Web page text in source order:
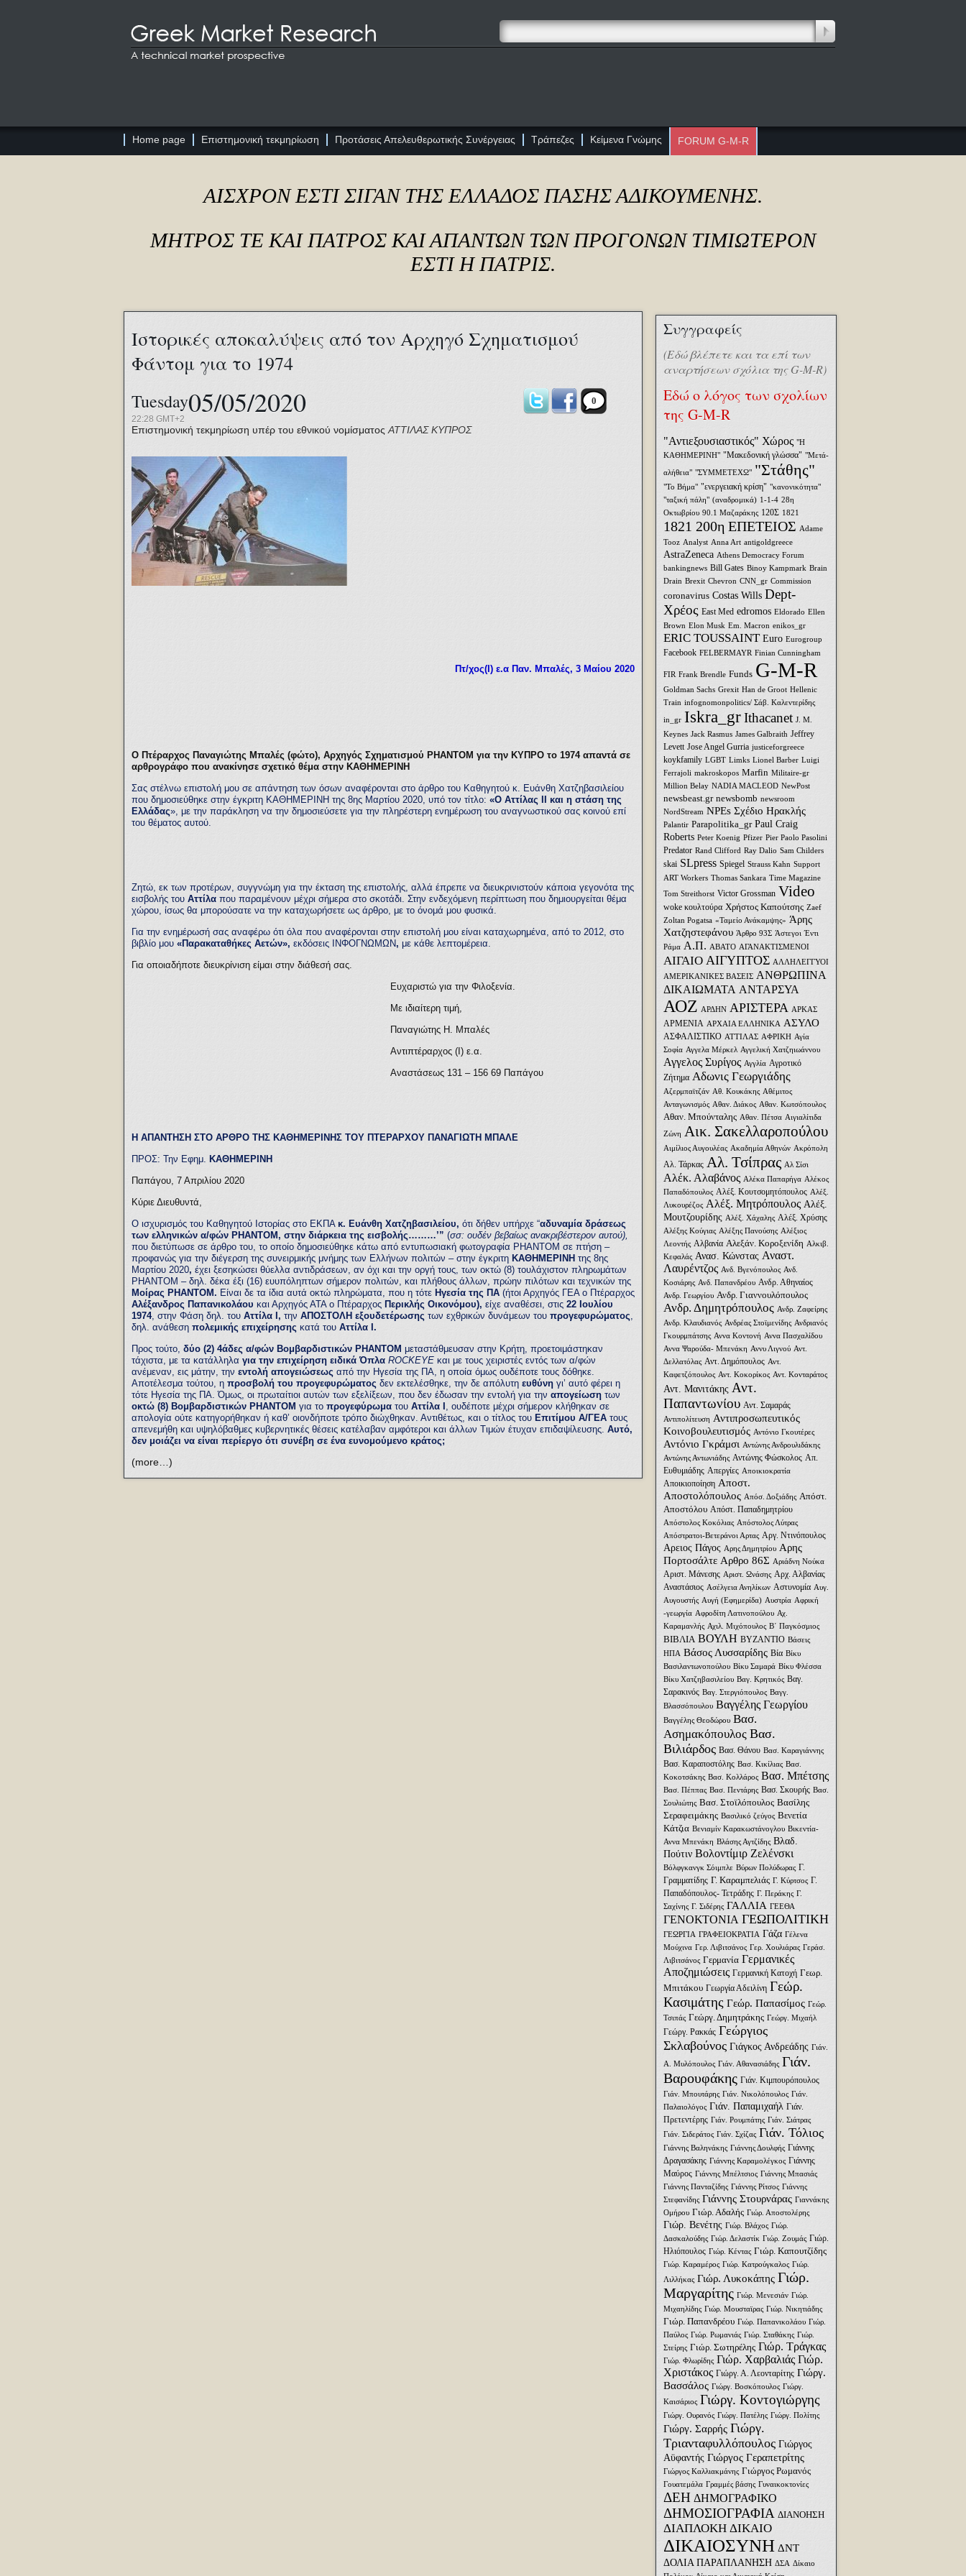
Home page Επιστημονική τεκμηρίωση Προτάσεις Απελευθερωτικής Συνέργειας Τράπεζες Κείμενα Γνώμης FORUM G-M-R
ΑΙΣΧΡΟΝ ΕΣΤΙ ΣΙΓΑΝ ΤΗΣ ΕΛΛΑΔΟΣ ΠΑΣΗΣ ΑΔΙΚΟΥΜΕΝΗΣ.
ΜΗΤΡΟΣ ΤΕ ΚΑΙ ΠΑΤΡΟΣ ΚΑΙ ΑΠΑΝΤΩΝ ΤΩΝ ΠΡΟΓΟΝΩΝ ΤΙΜΙΩΤΕΡΟΝ
ΕΣΤΙ Η ΠΑΤΡΙΣ.
Ιστορικές αποκαλύψεις από τον Αρχηγό Σχηματισμού
Φάντομ για το 1974
Tuesday05/05/2020
22:28 GMT+2
Επιστημονική τεκμηρίωση υπέρ του εθνικού νομίσματος ΑΤΤΙΛΑΣ ΚΥΠΡΟΣ
0
Πτ/χος(Ι) ε.α Παν. Μπαλές, 3 Μαίου 2020
Ο Πτέραρχος Παναγιώτης Μπαλές (φώτο), Αρχηγός Σχηματισμού ΡΗΑΝΤΟΜ για την ΚΥΠΡΟ το 1974 απαντά σε
αρθρογράφο που ανακίνησε σχετικό θέμα στην ΚΑΘΗΜΕΡΙΝΗ
Σας στέλνω επιστολή μου σε απάντηση των όσων αναφέρονται στο άρθρο του Καθηγητού κ. Ευάνθη Χατζηβασιλείου
που δημοσιεύθηκε στην έγκριτη ΚΑΘΗΜΕΡΙΝΗ της 8ης Μαρτίου 2020, υπό τον τίτλο: «Ο Αττίλας ΙΙ και η στάση της
Ελλάδας», με την παράκληση να την δημοσιεύσετε για την πληρέστερη ενημέρωση του αναγνωστικού σας κοινού επί
του θέματος αυτού.
Ζητώ, εκ των προτέρων, συγγνώμη για την έκταση της επιστολής, αλλά έπρεπε να διευκρινιστούν κάποια γεγονότα της
εισβολής του Αττίλα που παραμένουν μέχρι σήμερα στο σκοτάδι. Στην ενδεχόμενη περίπτωση που δημιουργείται θέμα
χώρου, ίσως θα μπορούσατε να την καταχωρήσετε ως άρθρο, με το όνομά μου φυσικά.
Για την ενημέρωσή σας αναφέρω ότι όλα που αναφέρονται στην επιστολή μου είναι καταχωρημένα, από το 2012, στο
βιβλίο μου «Παρακαταθήκες Αετών», εκδόσεις ΙΝΦΟΓΝΩΜΩΝ, με κάθε λεπτομέρεια.
Για οποιαδήποτε διευκρίνιση είμαι στην διάθεσή σας.
Ευχαριστώ για την Φιλοξενία.
Με ιδιαίτερη τιμή,
Παναγιώτης Η. Μπαλές
Αντιπτέραρχος (Ι) ε.α.
Αναστάσεως 131 – 156 69 Παπάγου
Η ΑΠΑΝΤΗΣΗ ΣΤΟ ΑΡΘΡΟ ΤΗΣ ΚΑΘΗΜΕΡΙΝΗΣ ΤΟΥ ΠΤΕΡΑΡΧΟΥ ΠΑΝΑΓΙΩΤΗ ΜΠΑΛΕ
ΠΡΟΣ: Την Εφημ. ΚΑΘΗΜΕΡΙΝΗ
Παπάγου, 7 Απριλίου 2020
Κύριε Διευθυντά,
Ο ισχυρισμός του Καθηγητού Ιστορίας στο ΕΚΠΑ κ. Ευάνθη Χατζηβασιλείου, ότι δήθεν υπήρχε “αδυναμία δράσεως
των ελληνικών α/φών ΡΗΑΝΤΟΜ, στην διάρκεια της εισβολής………’” (σσ: ουδέν βεβαίως ανακριβέστερον αυτού),
που διετύπωσε σε άρθρο του, το οποίο δημοσιεύθηκε κάτω από εντυπωσιακή φωτογραφία ΡΗΑΝΤΟΜ σε πτήση –
προφανώς για την διέγερση της συνειρμικής μνήμης των Ελλήνων πολιτών – στην έγκριτη ΚΑΘΗΜΕΡΙΝΗ της 8ης
Μαρτίου 2020, έχει ξεσηκώσει θύελλα αντιδράσεων, αν όχι και την οργή τους, των οκτώ (8) τουλάχιστον πληρωμάτων
ΡΗΑΝΤΟΜ – δηλ. δέκα έξι (16) ευυπόληπτων σήμερον πολιτών, και πλήθους άλλων, πρώην πιλότων και τεχνικών της
Μοίρας ΡΗΑΝΤΟΜ. Είναι δε τα ίδια αυτά οκτώ πληρώματα, που η τότε Ηγεσία της ΠΑ (ήτοι Αρχηγός ΓΕΑ ο Πτέραρχος
Αλέξανδρος Παπανικολάου και Αρχηγός ΑΤΑ ο Πτέραρχος Περικλής Οικονόμου), είχε αναθέσει, στις 22 Ιουλίου
1974, στην Φάση δηλ. του Αττίλα Ι, την ΑΠΟΣΤΟΛΗ εξουδετέρωσης των εχθρικών δυνάμεων του προγεφυρώματος,
δηλ. ανάθεση πολεμικής επιχείρησης κατά του Αττίλα Ι.
Προς τούτο, δύο (2) 4άδες α/φών Βομβαρδιστικών ΡΗΑΝΤΟΜ μεταστάθμευσαν στην Κρήτη, προετοιμάστηκαν
τάχιστα, με τα κατάλληλα για την επιχείρηση ειδικά Όπλα ROCKEYE και με τους χειριστές εντός των α/φών
ανέμεναν, εις μάτην, την εντολή απογειώσεως από την Ηγεσία της ΠΑ, η οποία όμως ουδέποτε τους δόθηκε.
Αποτέλεσμα τούτου, η προσβολή του προγεφυρώματος δεν εκτελέσθηκε, την δε απόλυτη ευθύνη γι’ αυτό φέρει η
τότε Ηγεσία της ΠΑ. Όμως, οι πρωταίτιοι αυτών των εξελίξεων, που δεν έδωσαν την εντολή για την απογείωση των
οκτώ (8) Βομβαρδιστικών ΡΗΑΝΤΟΜ για το προγεφύρωμα του Αττίλα Ι , ουδέποτε μέχρι σήμερον κλήθηκαν σε
απολογία ούτε κατηγορήθηκαν ή καθ’ οιονδήποτε τρόπο διώχθηκαν. Αντιθέτως, και ο τίτλος του Επιτίμου Α/ΓΕΑ τους
απενεμήθη και υψηλόβαθμες κυβερνητικές θέσεις κατέλαβαν αμφότεροι και άλλων Τιμών έτυχαν επιδαψίλευσης. Αυτό,
δεν μοιάζει να είναι περίεργο ότι συνέβη σε ένα ευνομούμενο κράτος;
(more…)
Συγγραφείς
(Εδώ βλέπετε και τα επί των
αναρτήσεων σχόλια της G-M-R)
Εδώ ο λόγος των σχολίων
της G-M-R
"Αντιεξουσιαστικός" Χώρος "Η
ΚΑΘΗΜΕΡΙΝΗ" "Μακεδονική γλώσσα" "Μετά-
αλήθεια" "ΣΥΜΜΕΤΕΧΩ" "Στάθης"
"Το Βήμα" "ενεργειακή κρίση" "κανονικότητα"
"ταξική πάλη" (αναδρομικά) 1-1-4 28η
Οκτωβρίου 90.1 Μαζαράκης 120Σ 1821
1821 200η ΕΠΕΤΕΙΟΣ Adame
Tooz Analyst Anna Art antigoldgreece
AstraZeneca Athens Democracy Forum
bankingnews Bill Gates Binoy Kampmark Brain
Drain Brexit Chevron CNN_gr Commission
coronavirus Costas Wills Dept-
Χρέος East Med edromos Eldorado Ellen
Brown Elon Musk Em. Macron enikos_gr
ERIC TOUSSAINT Euro Eurogroup
Facebook FELBERMAYR Finian Cunningham
FIR Frank Brendle Funds G-M-R
Goldman Sachs Grexit Han de Groot Hellenic
Train infognomonpolitics/ Σάβ. Καλεντερίδης
in_gr Iskra_grIthacanet J. M.
Keynes Jack Rasmus James Galbraith Jeffrey
Levett Jose Angel Gurria justiceforgreece
koykfamily LGBT Limks Lionel Barber Luigi
Ferrajoli makroskopos Marfin Militaire-gr
Million Belay NADIA MACLEOD NewPost
newsbeast.gr newsbomb newsroom
NordStream NPEs Σχέδιο Ηρακλής
Palantir Parapolitika_gr Paul Craig
Roberts Peter Koenig Pfizer Pier Paolo Pasolini
Predator Rand Clifford Ray Dalio Sam Childers
skai SLpress Spiegel Strauss Kahn Support
ART Workers Thomas Sankara Time Magazine
Tom Streithorst Victor Grossman Video
woke κουλτούρα Xρήστος Καπούτσης Zaef
Zoltan Pogatsa «Ταμείο Ανάκαμψης» Άρης
Χατζηστεφάνου Άρθρο 93Σ Άστεγοι Έντι
Ράμα Α.Π. ΑΒΑΤΟ ΑΓΑΝΑΚΤΙΣΜΕΝΟΙ
ΑΙΓΑΙΟ ΑΙΓΥΠΤΟΣ ΑΛΛΗΛΕΓΓΥΟΙ
ΑΜΕΡΙΚΑΝΙΚΕΣ ΒΑΣΕΙΣ ΑΝΘΡΩΠΙΝΑ
ΔΙΚΑΙΩΜΑΤΑ ΑΝΤΑΡΣΥΑ
ΑΟΖ ΑΡΔΗΝ ΑΡΙΣΤΕΡΑ ΑΡΚΑΣ
ΑΡΜΕΝΙΑ ΑΡΧΑΙΑ ΕΛΛΗΝΙΚΑ ΑΣΥΛΟ
ΑΣΦΑΛΙΣΤΙΚΟ ΑΤΤΙΛΑΣ ΑΦΡΙΚΗ Αγία
Σοφία Αγγελα Μέρκελ Αγγελική Χατζηιωάννου
Αγγελος Συρίγος Αγγλία Αγροτικό
Ζήτημα Αδωνις Γεωργιάδης
Αζερμπαϊτζάν Αθ. Κουκάκης Αθέμιτος
Ανταγωνισμός Αθαν. Διάκος Αθαν. Κωτσόπουλος
Αθαν. Μπούνταλης Αθαν. Πέτσα Αιγιαλίτιδα
Ζώνη Αικ. Σακελλαροπούλου
Αιμίλιος Αυγουλέας Ακαδημία Αθηνών Ακρόπολη
Αλ. Τάρκας Αλ. Τσίπρας Αλ Σίσι
Αλέκ. Αλαβάνος Αλέκα Παπαρήγα Αλέκος
Παπαδόπουλος Αλέξ. Κουτσομητόπουλος Αλέξ.
Λυκουρέζος Αλέξ. Μητρόπουλος Αλέξ.
Μουτζουρίδης Αλέξ. Χάχαλης Αλέξ. Χρύσης
Αλέξης Κούγιας Αλέξης Πανούσης Αλέξιος
Λεοντής Αλβανία Αλεξάν. Κοροξενίδη Αλκιβ.
Κεφαλάς Ανασ. Κώνστας Αναστ.
Λαυρέντζος Ανδ. Βγενόπουλος Ανδ.
Κοσιάρης Ανδ. Παπανδρέου Ανδρ. Αθηναίος
Ανδρ. Γεωργίου Ανδρ. Γιαννουλόπουλος
Ανδρ. Δημητρόπουλος Ανδρ. Ζαφείρης
Ανδρ. Κλαυδιανός Ανδρέας Στοϊμενίδης Ανδριανός
Γκουρμπάτσης Αννα Κοντονή Αννα Πασχαλίδου
Αννα Ψαρούδα- Μπενάκη Αννυ Λιγνού Αντ.
Δελλατόλας Αντ. Δημόπουλος Αντ.
Καφετζόπουλος Αντ. Κοκορίκος Αντ. Κονταράτος
Αντ. Μανιτάκης Αντ.
Παπαντωνίου Αντ. Σαμαράς
Αντιπολίτευση Αντιπροσωπευτικός
Κοινοβουλευτισμός Αντόνιο Γκουτέρες
Αντόνιο Γκράμσι Αντώνης Ανδρουλιδάκης
Αντώνης Αντωνιάδης Αντώνης Φώσκολος Απ.
Ευθυμιάδης Απεργίες Αποικιοκρατία
Αποικιοποίηση Αποστ.
Αποστολόπουλος Απόσ. Δοξιάδης Απόστ.
Αποστόλου Απόστ. Παπαδημητρίου
Απόστολος Κοκόλιας Απόστολος Λύτρας
Απόστρατοι-Βετεράνοι Αρτας Αργ. Ντινόπουλος
Αρειος Πάγος Αρης Δημητρίου Αρης
Πορτοσάλτε Αρθρο 86Σ Αριάδνη Nούκα
Αριστ. Μάνεσης Αριστ. Ωνάσης Αρχ. Αλβανίας
Αναστάσιος Ασέλγεια Ανηλίκων Αστυνομία Αυγ.
Αυγουστής Αυγή (Εφημερίδα) Αυστρία Αφρική
-γεωργία Αφροδίτη Λατινοπούλου Αχ.
Καραμανλής Αχιλ. Μιχόπουλος Β΄ Παγκόσμιος
ΒΙΒΛΙΑ ΒΟΥΛΗ ΒΥΖΑΝΤΙΟ Βάσεις
ΗΠΑ Βάσος Λυσσαρίδης Βία Βίκυ
Βασιλαντωνοπούλου Βίκυ Σαμαρά Βίκυ Φλέσσα
Βίκυ Χατζηβασιλείου Βαγ. Κρητικός Βαγ.
Σαρακινός Βαγ. Στεργιόπουλος Βαγγ.
Βλασσόπουλου Βαγγέλης Γεωργίου
Βαγγέλης Θεοδώρου Βασ.
Ασημακόπουλος Βασ.
Βιλιάρδος Βασ. Θάνου Βασ. Καραγιάννης
Βασ. Καραποστόλης Βασ. Κικίλιας Βασ.
Κοκοτσάκης Βασ. Κολλάρος Βασ. Μπέτσης
Βασ. Πέππας Βασ. Πεντάρης Βασ. Σκουρής Βασ.
Σουλιώτης Βασ. Στοϊλόπουλος Βασίλης
Σεραφειμάκης Βασιλικό ζεύγος Βενετία
Κάτζια Βενιαμίν Καρακωστάνογλου Βικεντία-
Αννα Μπενάκη Βλάσης Αγτζίδης Βλαδ.
Πούτιν Βολοντίμιρ Ζελένσκι
Βόλφγκανγκ Σόιμπλε Βύρων Πολύδωρας Γ.
Γραμματίδης Γ. Καραμπελιάς Γ. Κύρτσος Γ.
Παπαδόπουλος- Τετράδης Γ. Περάκης Γ.
Σαχίνης Γ. Σιδέρης ΓΑΛΛΙΑ ΓΕΕΘΑ
ΓΕΝΟΚΤΟΝΙΑ ΓΕΩΠΟΛΙΤΙΚΗ
ΓΕΩΡΓΙΑ ΓΡΑΦΕΙΟΚΡΑΤΙΑ Γάζα Γέλενα
Μούχινα Γερ. Λιβιτσάνος Γερ. Χουλιάρας Γεράσ.
Λιβιτσάνος Γερμανία Γερμανικές
Αποζημιώσεις Γερμανική Κατοχή Γεωρ.
Μπιτάκου Γεωργία Αδειλίνη Γεώρ.
Κασιμάτης Γεώρ. Παπασίμος Γεώρ.
Τσιπάς Γεώργ. Δημητράκης Γεώργ. Μιχαήλ
Γεώργ. Ρακκάς Γεώργιος
Σκλαβούνος Γιάγκος Ανδρεάδης Γιάν.
Α. Μυλόπουλος Γιάν. Αθανασιάδης Γιάν.
Βαρουφάκης Γιάν. Κιμπουρόπουλος
Γιάν. Μπουτάρης Γιάν. Νικολόπουλος Γιάν.
Παλαιολόγος Γιάν. Παπαμιχαήλ Γιάν.
Πρετεντέρης Γιάν. Ρουμπάτης Γιάν. Σιάτρας
Γιάν. Σιδεράτος Γιάν. Σχίζας Γιάν. Τόλιος
Γιάννης Βαληνάκης Γιάννης Δουλφής Γιάννης
Δραγασάκης Γιάννης Καραμολέγκος Γιάννης
Μαύρος Γιάννης Μπέλτσιος Γιάννης Μπασιάς
Γιάννης Πανταζίδης Γιάννης Ρίτσος Γιάννης
Στεφανίδης Γιάννης Στουρνάρας Γιαννάκης
Ομήρου Γιώρ. Αδαλής Γιώρ. Αποστολέρης
Γιώρ. Βενέτης Γιώρ. Βλάχος Γιώρ.
Δασκαλούδης Γιώρ. Δελαστίκ Γιώρ. Ζουμάς Γιώρ.
Ηλιόπουλος Γιώρ. Κέντας Γιώρ. Καπουτζίδης
Γιώρ. Καραμέρος Γιώρ. Κατρούγκαλος Γιώρ.
Λιλλήκας Γιώρ. Λυκοκάπης Γιώρ.
Μαργαρίτης Γιώρ. Μενεσιάν Γιώρ.
Μιχαηλίδης Γιώρ. Μουσταϊρας Γιώρ. Νικητιάδης
Γιώρ. Παπανδρέου Γιώρ. Παπανικολάου Γιώρ.
Παύλος Γιώρ. Ρωμανιάς Γιώρ. Σταθάκης Γιώρ.
Στείρης Γιώρ. Σωτηρέλης Γιώρ. Τράγκας
Γιώρ. Φλωρίδης Γιώρ. Χαρβαλιάς Γιώρ.
Χριστάκος Γιώργ. Α. Λεονταρίτης Γιώργ.
Βασσάλος Γιώργ. Βοσκόπουλος Γιώργ.
Καισάριος Γιώργ. Κοντογιώργης
Γιώργ. Ουρανός Γιώργ. Πατέλης Γιώργ. Πολίτης
Γιώργ. Σαρρής Γιώργ.
Τριανταφυλλόπουλος Γιώργος
Αϋφαντής Γιώργος Γεραπετρίτης
Γιώργος Καλλιακμάνης Γιώργος Ρωμανός
Γουατεμάλα Γραμμές βάσης Γυναικοκτονίες
ΔΕΗ ΔΗΜΟΓΡΑΦΙΚΟ
ΔΗΜΟΣΙΟΓΡΑΦΙΑ ΔΙΑΝΟΗΣΗ
ΔΙΑΠΛΟΚΗ ΔΙΚΑΙΟ
ΔΙΚΑΙΟΣΥΝΗ ΔΝΤ
ΔΟΛΙΑ ΠΑΡΑΠΛΑΝΗΣΗ ΔΣΑ Δίκαιο